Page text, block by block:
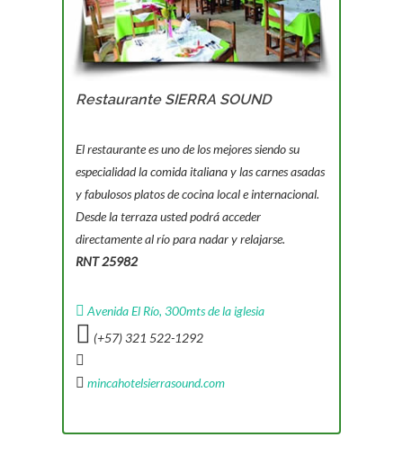
Restaurante SIERRA SOUND
El restaurante es uno de los mejores siendo su
especialidad la comida italiana y las carnes asadas
y fabulosos platos de cocina local e internacional.
Desde la terraza usted podrá acceder
directamente al río para nadar y relajarse.
RNT 25982
Avenida El Río, 300mts de la iglesia
(+57) 321 522-1292
mincahotelsierrasound.com